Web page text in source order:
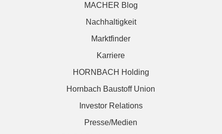
MACHER Blog
Nachhaltigkeit
Marktfinder
Karriere
HORNBACH Holding
Hornbach Baustoff Union
Investor Relations
Presse/Medien